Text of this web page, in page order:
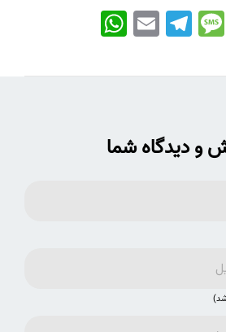
WhatsApp EmailTelegramMessage
و دیدگاه شما